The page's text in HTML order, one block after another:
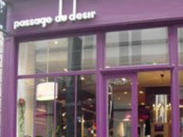
MONROZIER